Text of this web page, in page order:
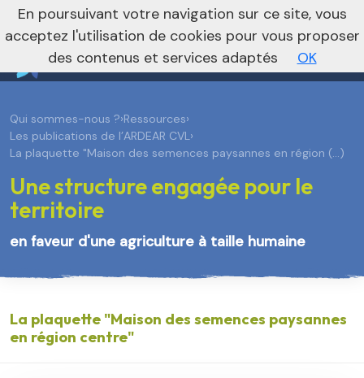
Vers le site régional Vers le site national
Qui sommes-nous ?›Ressources›
Les publications de l’ARDEAR CVL›
La plaquette "Maison des semences paysannes en région (…)
Une structure engagée pour le
territoire
en faveur d'une agriculture à taille humaine
La plaquette "Maison des semences paysannes
en région centre"
En poursuivant votre navigation sur ce site, vous
acceptez l'utilisation de cookies pour vous proposer
des contenus et services adaptés
OK